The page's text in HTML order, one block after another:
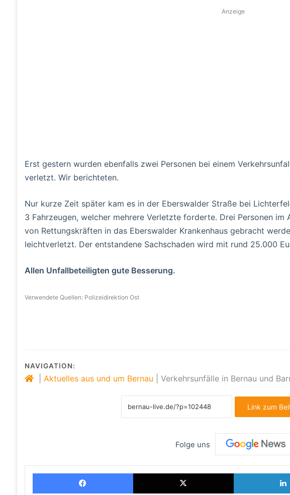
Anzeige
Erst gestern wurden ebenfalls zwei Personen bei einem
verletzt. Wir berichteten.
Nur kurze Zeit später kam es in der Eberswalder Straße bei
3 Fahrzeugen, welcher mehrere Verletzte forderte. Drei Personen im
von Rettungskräften in das Eberswalder Krankenhaus gebracht
leichtverletzt. Der entstandene Sachschaden wird mit rund 25.000
Allen Unfallbeteiligten gute Besserung.
Verwendete Quellen: Polizeidirektion Ost
NAVIGATION:
Aktuelles aus und um Bernau Verkehrsunfälle in Bernau und
Link zum
Folge uns
Facebook X